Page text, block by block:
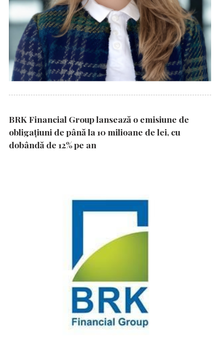
BRK Financial Group lansează o emisiune de
obligațiuni de până la 10 milioane de lei, cu
dobândă de 12% pe an